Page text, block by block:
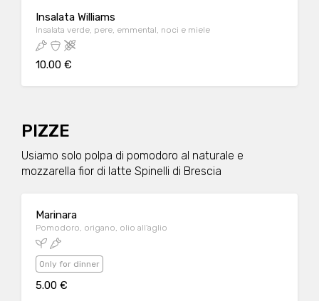
Insalata Williams
Insalata verde, pere, emmental, noci e miele
10.00 €
PIZZE
Usiamo solo polpa di pomodoro al naturale e
mozzarella fior di latte Spinelli di Brescia
Marinara
Pomodoro, origano, olio all'aglio
Only for dinner
5.00 €